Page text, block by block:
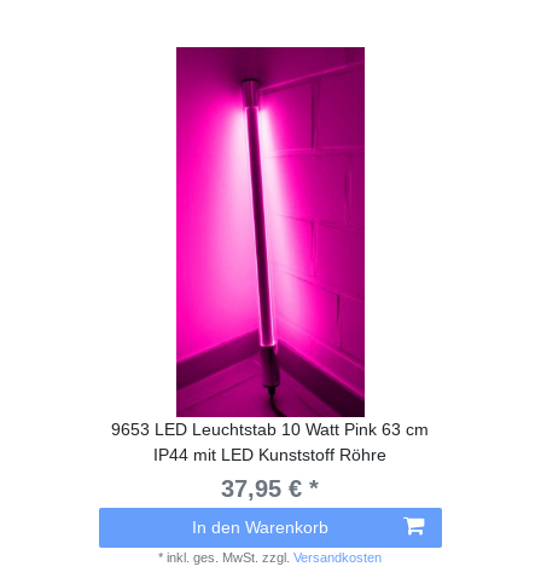
9653 LED Leuchtstab 10 Watt Pink 63 cm
IP44 mit LED Kunststoff Röhre
37,95 € *
In den Warenkorb
*inkl. ges. MwSt. zzgl.Versandkosten